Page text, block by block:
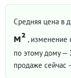
Средняя цена в
м² , изменение
по этому дому —
продаже сейчас